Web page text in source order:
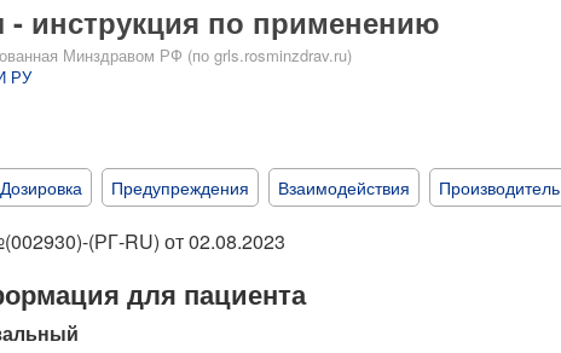
инструкция по применению
Минздравом РФ (по grls.rosminzdrav.ru)
РУ
Дозировка Предупреждения Взаимодействия Производитель
(РГ-RU) от 02.08.2023
для пациента